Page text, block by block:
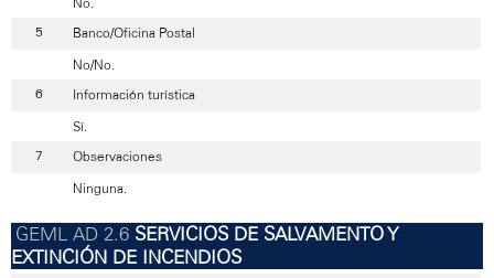
Banco/Oficina Postal
No/No.
Información turística
Sí.
Observaciones
Ninguna.
SERVICIOS DE SALVAMENTO Y
EXTINCIÓN DE INCENDIOS